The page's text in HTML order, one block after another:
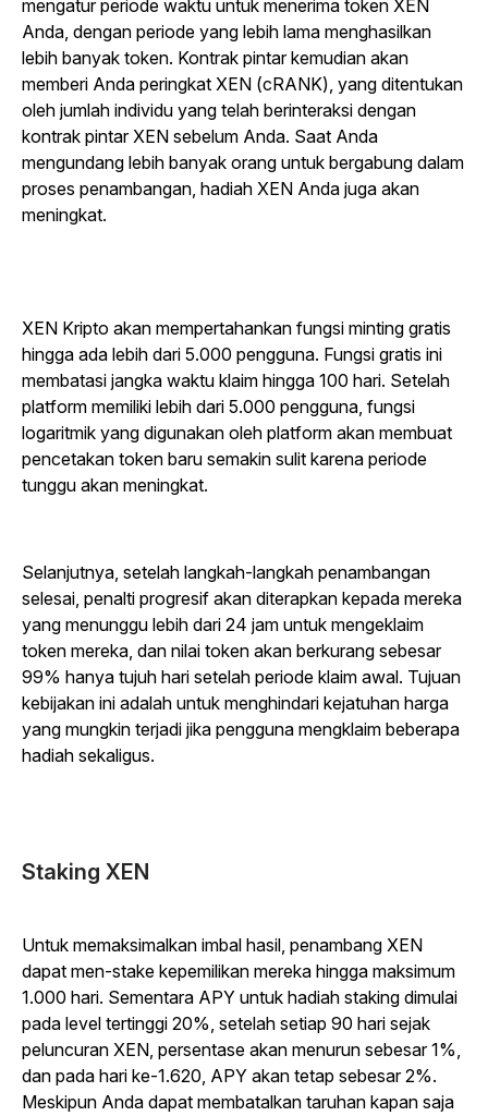
mengatur periode waktu untuk menerima token XEN
Anda, dengan periode yang lebih lama menghasilkan
lebih banyak token. Kontrak pintar kemudian akan
memberi Anda peringkat XEN (cRANK), yang ditentukan
oleh jumlah individu yang telah berinteraksi dengan
kontrak pintar XEN sebelum Anda. Saat Anda
mengundang lebih banyak orang untuk bergabung dalam
proses penambangan, hadiah XEN Anda juga akan
meningkat.
XEN Kripto akan mempertahankan fungsi minting gratis
hingga ada lebih dari 5.000 pengguna. Fungsi gratis ini
membatasi jangka waktu klaim hingga 100 hari. Setelah
platform memiliki lebih dari 5.000 pengguna, fungsi
logaritmik yang digunakan oleh platform akan membuat
pencetakan token baru semakin sulit karena periode
tunggu akan meningkat.
Selanjutnya, setelah langkah-langkah penambangan
selesai, penalti progresif akan diterapkan kepada mereka
yang menunggu lebih dari 24 jam untuk mengeklaim
token mereka, dan nilai token akan berkurang sebesar
99% hanya tujuh hari setelah periode klaim awal. Tujuan
kebijakan ini adalah untuk menghindari kejatuhan harga
yang mungkin terjadi jika pengguna mengklaim beberapa
hadiah sekaligus.
Staking XEN
Untuk memaksimalkan imbal hasil, penambang XEN
dapat men-stake kepemilikan mereka hingga maksimum
1.000 hari. Sementara APY untuk hadiah staking dimulai
pada level tertinggi 20%, setelah setiap 90 hari sejak
peluncuran XEN, persentase akan menurun sebesar 1%,
dan pada hari ke-1.620, APY akan tetap sebesar 2%.
Meskipun Anda dapat membatalkan taruhan kapan saja